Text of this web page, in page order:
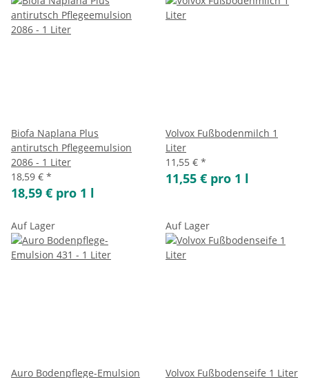
Biofa Naplana Plus
antirutsch Pflegeemulsion
2086 - 1 Liter
18,59 € *
18,59 € pro 1 l
Volvox Fußbodenmilch 1
Liter
11,55 € *
11,55 € pro 1 l
Auf Lager
Auro Bodenpflege-Emulsion
Auf Lager
Volvox Fußbodenseife 1 Liter